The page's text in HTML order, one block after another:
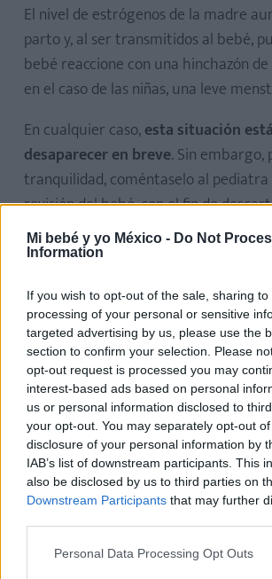
Mi bebé y yo México - Do Not
Information
If you wish to opt-out of the sale, sharing
processing of your personal or sensitive
targeted advertising by us, please use the
section to confirm your selection. Please
opt-out request is processed you may
interest-based ads based on personal
us or personal information disclosed to
your opt-out. You may separately opt-out
disclosure of your personal information by
IAB’s list of downstream participants. This
also be disclosed by us to third parties on
Downstream Participants that may further
Personal Data Processing Opt Outs
El nivel de estrógenos de la madre
parto y, al ser transmitidos al bebé,
bebé reaccione con una hinchazón
en el caso de las niñas, una leve
En cualquier caso,esta situación
desaparecer en breve. Sin embargo,
tranquilidad, coméntaselo al
revisión del bebé, con el fin de
posibles causas.
niñas)
EDURNE
Directora
Periodista
crianza
Edurne